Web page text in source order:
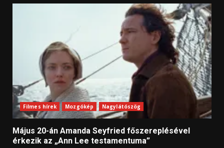
Filmes hírek Mozgókép Nagylátószög
Május 20-án Amanda Seyfried főszereplésével
érkezik az „Ann Lee testamentuma”